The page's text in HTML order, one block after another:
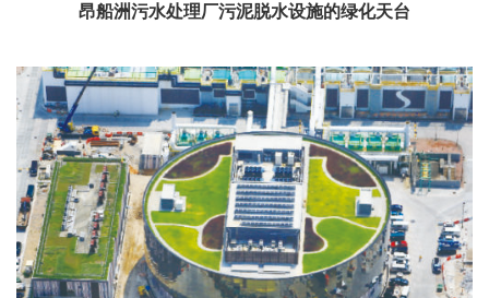
昂船洲污水处理厂污泥脱水设施的绿化天台